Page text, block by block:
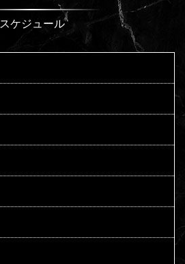
スケジュール